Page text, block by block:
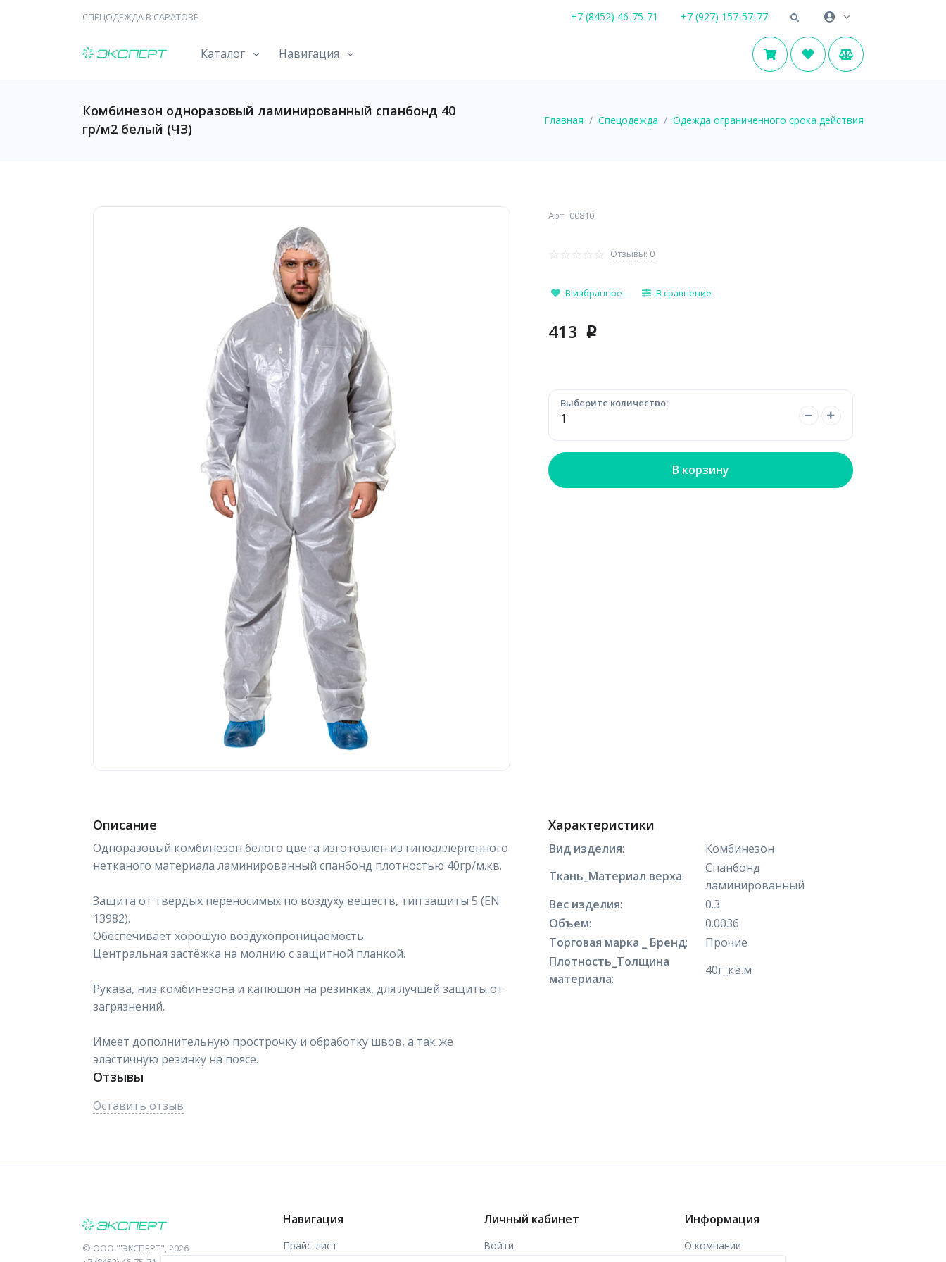
СПЕЦОДЕЖДА В САРАТОВЕ +7 (8452) 46-75-71 +7 (927) 157-57-77
Каталог Навигация
Комбинезон одноразовый ламинированный спанбонд 40
гр/м2 белый (ЧЗ)
Главная Спецодежда Одежда ограниченного срока действия
Арт 00810
Отзывы: 0
В избранное В сравнение
413 p
Выберите количество:
В корзину
Описание
Одноразовый комбинезон белого цвета изготовлен из гипоаллергенного
нетканого материала ламинированный спанбонд плотностью 40гр/м.кв.
Защита от твердых переносимых по воздуху веществ, тип защиты 5 (EN
13982).
Обеспечивает хорошую воздухопроницаемость.
Центральная застёжка на молнию с защитной планкой.
Рукава, низ комбинезона и капюшон на резинках, для лучшей защиты от
загрязнений.
Имеет дополнительную прострочку и обработку швов, а так же
эластичную резинку на поясе.
Отзывы
Оставить отзыв
Характеристики
Вид изделия:
Комбинезон
Ткань_Материал верха:
Спанбонд
ламинированный
Вес изделия:
0.3
Объем:
0.0036
Торговая марка _ Бренд:
Прочие
Плотность_Толщина
материала:
40г_кв.м
© ООО "'ЭКСПЕРТ", 2026
Навигация
Прайс-лист
Личный кабинет
Войти
Информация
О компании